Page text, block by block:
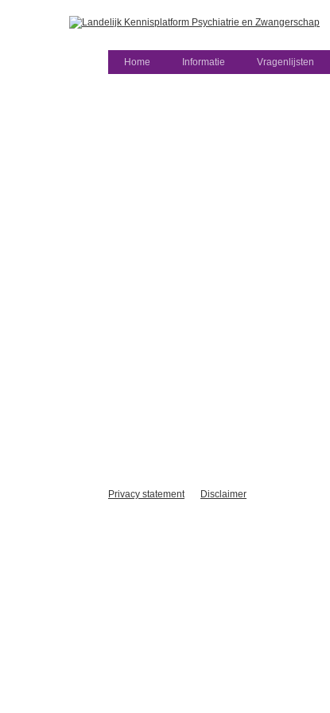
Home Informatie Vragenlijsten
Privacy statement Disclaimer